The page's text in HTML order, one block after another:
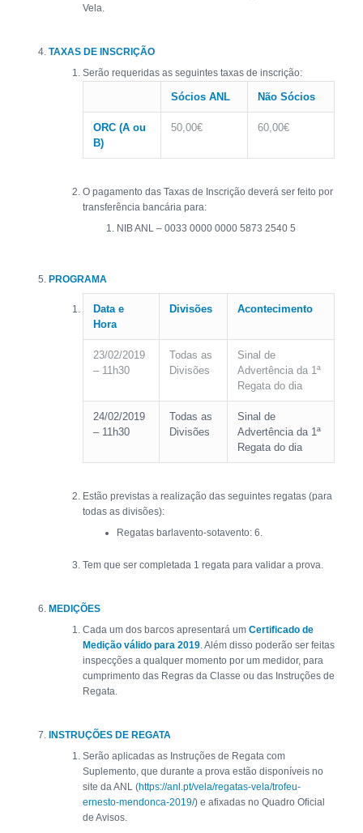
Vela.
TAXAS DE INSCRIÇÃO
Serão requeridas as seguintes taxas de inscrição:
Sócios ANL Não Sócios
ORC (A ou
B)
50,00€ 60,00€
O pagamento das Taxas de Inscrição deverá ser feito por
transferência bancária para:
NIB ANL – 0033 0000 0000 5873 2540 5
PROGRAMA
Data e
Hora
Divisões Acontecimento
23/02/2019
– 11h30
Todas as
Divisões
Sinal de
Advertência da 1ª
Regata do dia
24/02/2019
– 11h30
Todas as
Divisões
Sinal de
Advertência da 1ª
Regata do dia
Estão previstas a realização das seguintes regatas (para
todas as divisões):
Regatas barlavento-sotavento: 6.
Tem que ser completada 1 regata para validar a prova.
MEDIÇÕES
Cada um dos barcos apresentará um Certificado de
Medição válido para 2019. Além disso poderão ser feitas
inspecções a qualquer momento por um medidor, para
cumprimento das Regras da Classe ou das Instruções de
Regata.
INSTRUÇÕES DE REGATA
Serão aplicadas as Instruções de Regata com
Suplemento, que durante a prova estão disponíveis no
site da ANL (https://anl.pt/vela/regatas-vela/trofeu-
ernesto-mendonca-2019/) e afixadas no Quadro Oficial
de Avisos.